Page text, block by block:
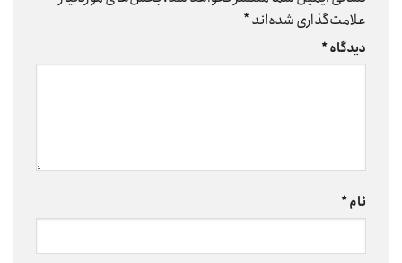
علامت‌گذاری شده‌اند*
دیدگاه*
نام*